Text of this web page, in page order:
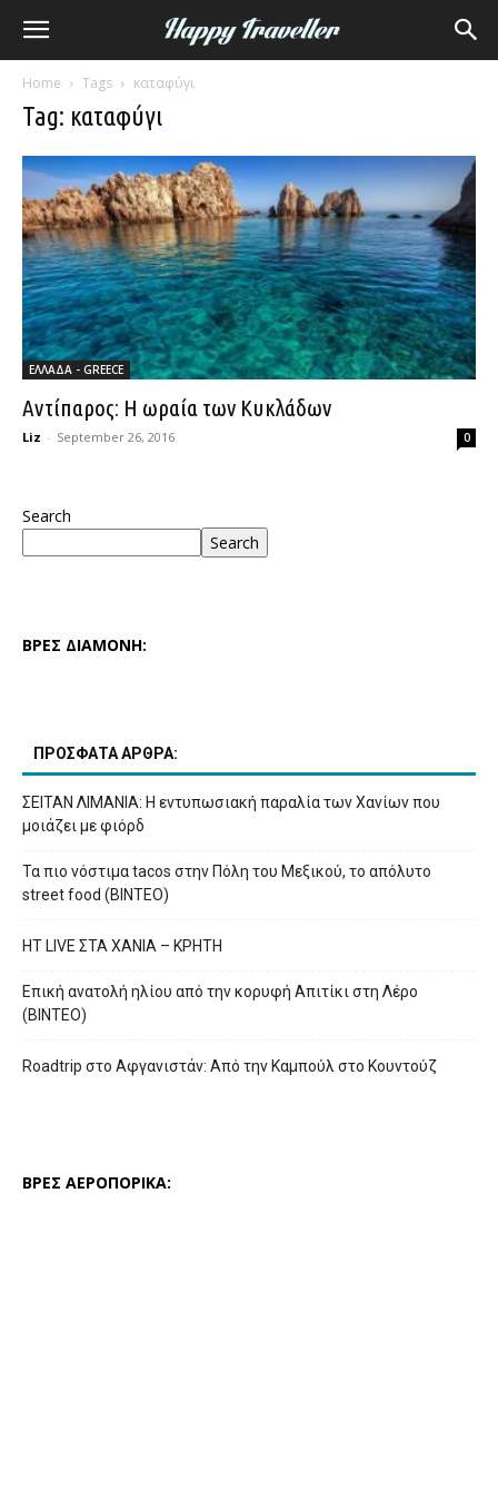
Home Tags καταφύγι
Tag: καταφύγι
ΕΛΛΑΔΑ - GREECE
Αντίπαρος: Η ωραία των Κυκλάδων
Liz - September 26, 2016 0
Search
Search
ΒΡΕΣ ΔΙΑΜΟΝΗ:
ΠΡΟΣΦΑΤΑ ΑΡΘΡΑ:
ΣΕΙΤΑΝ ΛΙΜΑΝΙΑ: Η εντυπωσιακή παραλία των Χανίων που
μοιάζει με φιόρδ
Τα πιο νόστιμα tacos στην Πόλη του Μεξικού, το απόλυτο
street food (ΒΙΝΤΕΟ)
HT LIVE ΣΤΑ ΧΑΝΙΑ – ΚΡΗΤΗ
Επική ανατολή ηλίου από την κορυφή Απιτίκι στη Λέρο
(ΒΙΝΤΕΟ)
Roadtrip στο Αφγανιστάν: Από την Καμπούλ στο Κουντούζ
ΒΡΕΣ ΑΕΡΟΠΟΡΙΚΑ: